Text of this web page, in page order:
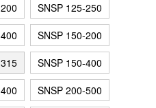
SNSP 125-250
SNSP 150-200
SNSP 150-400
SNSP 200-500